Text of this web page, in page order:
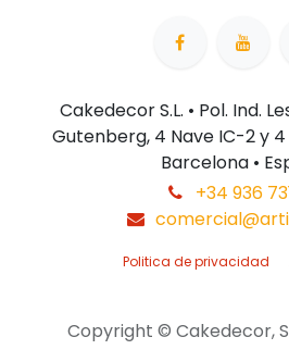
Cakedecor S.L. • Pol. Ind.
Gutenberg, 4 Nave IC-2 y 4
Barcelona •
+34 936
Politica de privacidad
Copyright © Cakedecor,